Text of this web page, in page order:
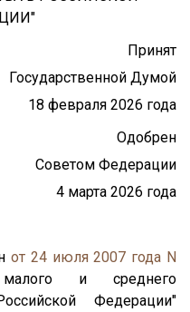
Принят
Государственной Думой
18 февраля 2026 года
Одобрен
Советом Федерации
4 марта 2026 года
от 24 июля 2007 года N
и среднего
Федерации"